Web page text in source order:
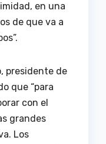
en una
de que va a
presidente de
que “para
con el
grandes
Los